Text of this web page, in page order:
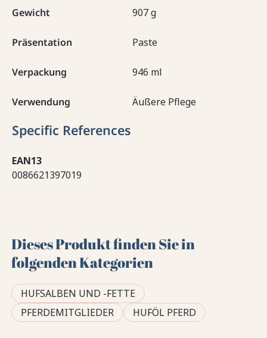
Gewicht 907 g
Präsentation Paste
Verpackung 946 ml
Verwendung Äußere Pflege
Specific References
EAN13
0086621397019
Dieses Produkt finden Sie in
folgenden Kategorien
HUFSALBEN UND -FETTE
PFERDEMITGLIEDER
HUFÖL PFERD